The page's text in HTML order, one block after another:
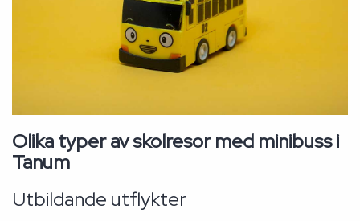
Olika typer av skolresor med minibuss i
Tanum
Utbildande utflykter